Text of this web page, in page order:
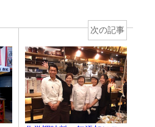
次の記事